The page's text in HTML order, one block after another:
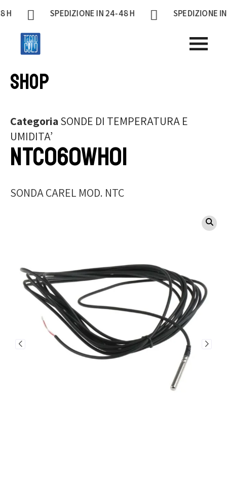
SPEDIZIONE IN 24-48 H SPEDIZIONE IN 24-
Shop
Categoria SONDE DI TEMPERATURA E
UMIDITA’
NTC060WH01
SONDA CAREL MOD. NTC